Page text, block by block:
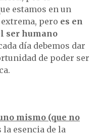
estamos en un
pero es en
ser humano
día debemos dar
de poder ser
mismo (que no
la esencia de la